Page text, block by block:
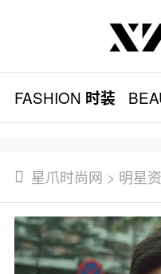
FASHION 时装
星爪时尚网 > 明星